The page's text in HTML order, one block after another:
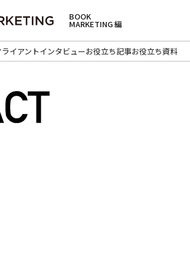
BOOK
MARKETING 編
ライアントインタビューお役立ち記事お役立ち資料